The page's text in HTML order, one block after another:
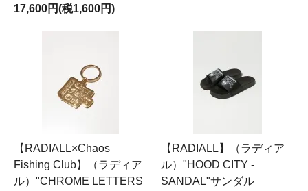
17,600円(税1,600円)
【RADIALL×Chaos
Fishing Club】（ラディア
ル）"CHROME LETTERS
【RADIALL】（ラディア
ル）"HOOD CITY -
SANDAL"サンダル